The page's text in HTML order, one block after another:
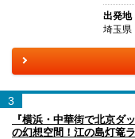
出発地
埼玉県
3
『横浜・中華街で北京
の幻想空間！江の島灯篭